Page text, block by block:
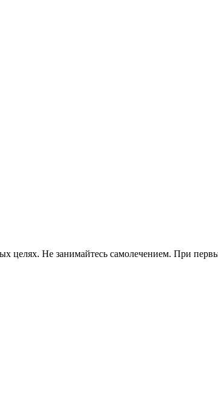
целях. Не занимайтесь самолечением. При